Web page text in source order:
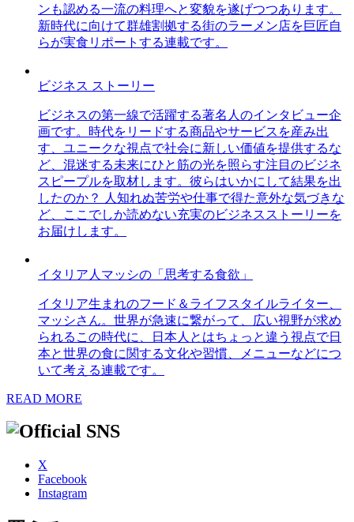
ンも認める一流の料理へと変貌を遂げつつあります。
新時代に向けて群雄割拠する街のラーメン店を巨匠自
らが実食リポートする連載です。
ビジネス ストーリー
ビジネスの第一線で活躍する著名人のインタビュー企
画です。時代をリードする商品やサービスを産み出
す、ユニークな視点で社会に新しい価値を提供するな
ど、混迷する未来にひと筋の光を照らす注目のビジネ
スピープルを取材します。彼らはいかにして結果を出
したのか？ 人知れぬ苦労や仕事で得た意外な気づきな
ど、ここでしか読めない充実のビジネスストーリーを
お届けします。
イタリア人マッシの「思考する食欲」
イタリア生まれのフード＆ライフスタイルライター、
マッシさん。世界が急速に繋がって、広い視野が求め
られるこの時代に、日本人とはちょっと違う視点で日
本と世界の食に関する文化や習慣、メニューなどにつ
いて考える連載です。
READ MORE
X
Facebook
Instagram